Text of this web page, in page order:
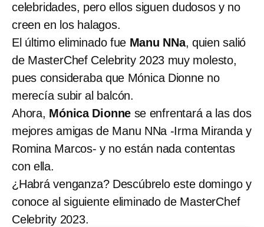
celebridades, pero ellos siguen dudosos y no
creen en los halagos.
El último eliminado fue Manu NNa, quien salió
de MasterChef Celebrity 2023 muy molesto,
pues consideraba que Mónica Dionne no
merecía subir al balcón.
Ahora, Mónica Dionne se enfrentará a las dos
mejores amigas de Manu NNa -Irma Miranda y
Romina Marcos- y no están nada contentas
con ella.
¿Habrá venganza? Descúbrelo este domingo y
conoce al siguiente eliminado de MasterChef
Celebrity 2023.